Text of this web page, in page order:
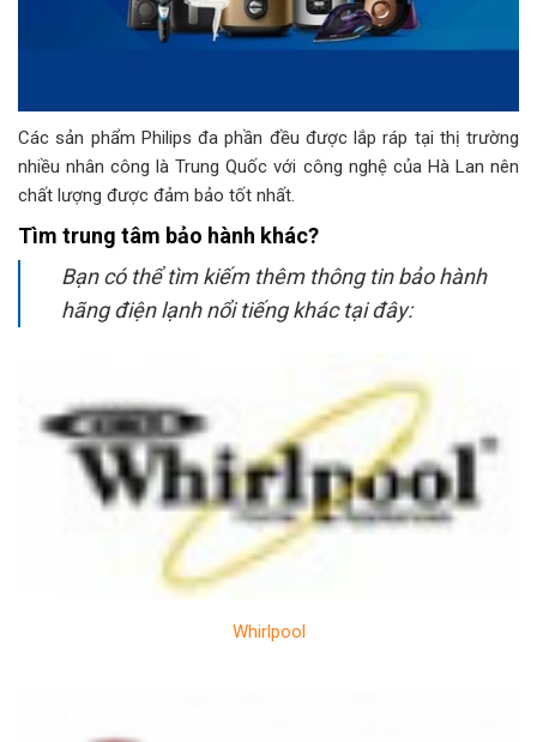
Các sản phẩm Philips đa phần đều được lắp ráp tại thị trường
nhiều nhân công là Trung Quốc với công nghệ của Hà Lan nên
chất lượng được đảm bảo tốt nhất.
Tìm trung tâm bảo hành khác?
Bạn có thể tìm kiếm thêm thông tin bảo hành
hãng điện lạnh nổi tiếng khác tại đây:
Whirlpool